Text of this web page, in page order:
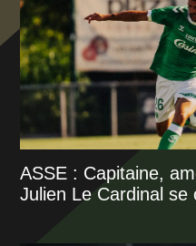
ASSE : Capitaine,
Julien Le Cardinal se